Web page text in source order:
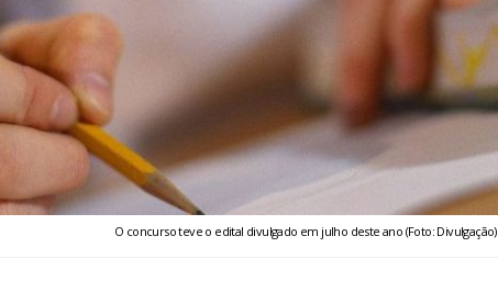
O concurso teve o edital divulgado em julho deste ano (Foto: Divulgação)